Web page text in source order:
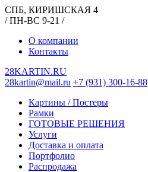
СПБ, КИРИШСКАЯ 4
/ ПН-ВС 9-21 /
О компании
Контакты
28KARTIN.RU
28kartin@mail.ru +7 (931) 300-16-88
Картины / Постеры
Рамки
ГОТОВЫЕ РЕШЕНИЯ
Услуги
Доставка и оплата
Портфолио
Распродажа